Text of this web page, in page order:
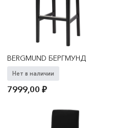
BERGMUND БЕРГМУНД
Нет в наличии
7999,00₽